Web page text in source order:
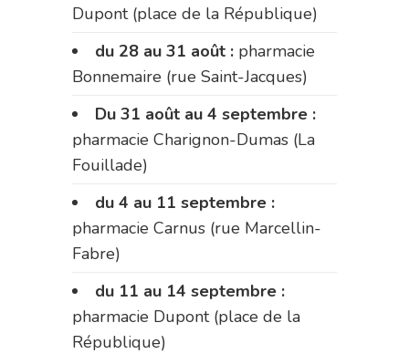
Dupont (place de la République)
du 28 au 31 août : pharmacie
Bonnemaire (rue Saint-Jacques)
Du 31 août au 4 septembre :
pharmacie Charignon-Dumas (La
Fouillade)
du 4 au 11 septembre :
pharmacie Carnus (rue Marcellin-
Fabre)
du 11 au 14 septembre :
pharmacie Dupont (place de la
République)